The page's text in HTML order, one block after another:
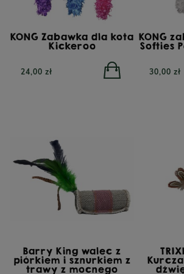
KONG Zabawka dla kota
Kickeroo
24,00 zł
KONG
Softies
30,00 zł
Barry King walec z
piórkiem i sznurkiem z
trawy z mocnego